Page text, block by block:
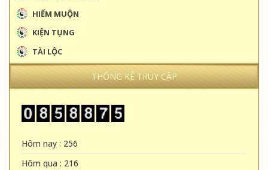
HIẾM MUỘN
KIỆN TỤNG
TÀI LỘC
THỐNG KÊ TRUY CẬP
Hôm nay : 256
Hôm qua : 216